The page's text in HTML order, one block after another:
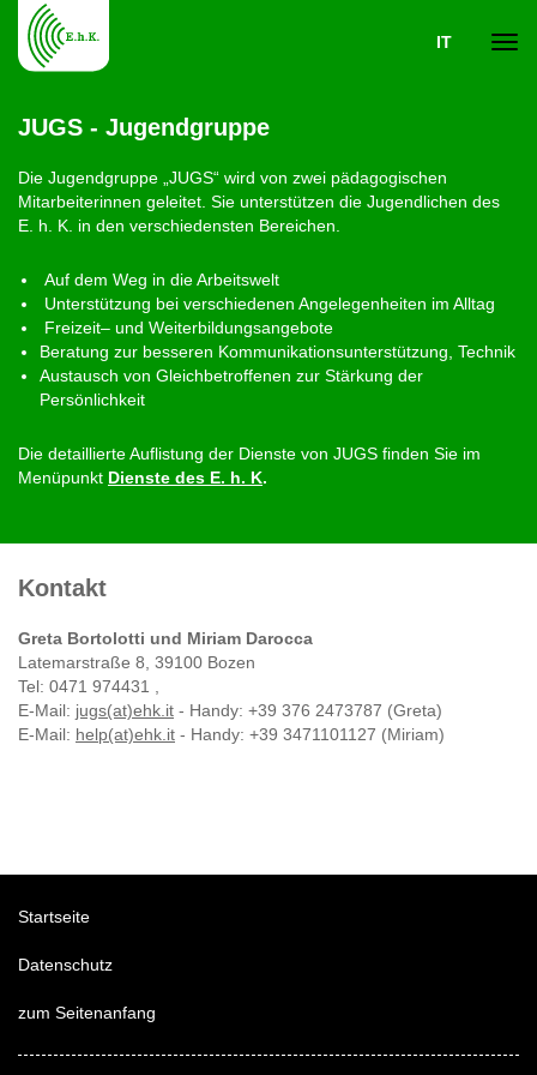
IT
JUGS - Jugendgruppe
Die Jugendgruppe „JUGS“ wird von zwei pädagogischen
Mitarbeiterinnen geleitet. Sie unterstützen die Jugendlichen des
E. h. K. in den verschiedensten Bereichen.
Auf dem Weg in die Arbeitswelt
Unterstützung bei verschiedenen Angelegenheiten im Alltag
Freizeit– und Weiterbildungsangebote
Beratung zur besseren Kommunikationsunterstützung, Technik
Austausch von Gleichbetroffenen zur Stärkung der
Persönlichkeit
Die detaillierte Auflistung der Dienste von JUGS finden Sie im
Menüpunkt Dienste des E. h. K.
Kontakt
Greta Bortolotti und Miriam Darocca
Latemarstraße 8, 39100 Bozen
Tel: 0471 974431 ,
E-Mail: jugs(at)ehk.it - Handy: +39 376 2473787 (Greta)
E-Mail: help(at)ehk.it - Handy: +39 3471101127 (Miriam)
Startseite
Datenschutz
zum Seitenanfang